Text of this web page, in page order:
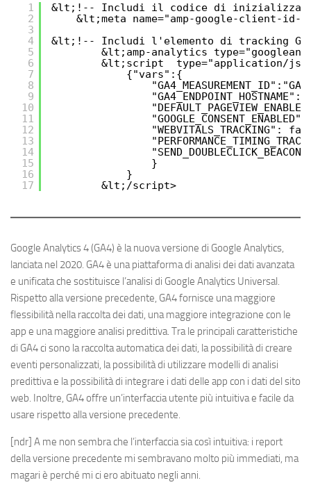
1
2
3
4
5
6
7
8
9
10
11
12
13
14
15
16
17
&lt;!-- Includi il codice di
&lt;meta name="amp-google-client-id-
&lt;!-- Includi l'elemento di tracking
&lt;amp-analytics
&lt;script  type="application/
{"vars":{
"GA4_MEASUREMENT_ID":"GA-
"WEBVITALS_TRACKING":
}
}
&lt;/script>
Google Analytics 4 (GA4) è la nuova versione di Google Analytics,
lanciata nel 2020. GA4 è una piattaforma di analisi dei dati avanzata
e unificata che sostituisce l’analisi di Google Analytics Universal.
Rispetto alla versione precedente, GA4 fornisce una maggiore
flessibilità nella raccolta dei dati, una maggiore integrazione con le
app e una maggiore analisi predittiva. Tra le principali caratteristiche
di GA4 ci sono la raccolta automatica dei dati, la possibilità di creare
eventi personalizzati, la possibilità di utilizzare modelli di analisi
predittiva e la possibilità di integrare i dati delle app con i dati del sito
web. Inoltre, GA4 offre un’interfaccia utente più intuitiva e facile da
usare rispetto alla versione precedente.
[ndr] A me non sembra che l’interfaccia sia così intuitiva: i report
della versione precedente mi sembravano molto più immediati, ma
magari è perché mi ci ero abituato negli anni.